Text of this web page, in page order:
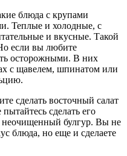
блюда с крупами
Теплые и холодные, с
и вкусные. Такой
если вы любите
осторожными. В них
с щавелем, шпинатом или
сделать восточный салат
сделать его
неочищенный булгур. Вы не
блюда, но еще и сделаете